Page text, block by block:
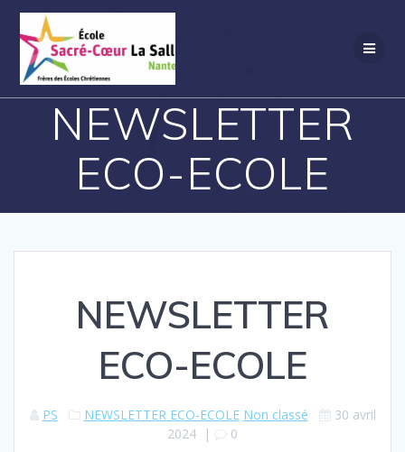
NEWSLETTER
ECO-ECOLE
NEWSLETTER
ECO-ECOLE
PS NEWSLETTER ECO-ECOLE Non classé
30 avril
2024 | 0